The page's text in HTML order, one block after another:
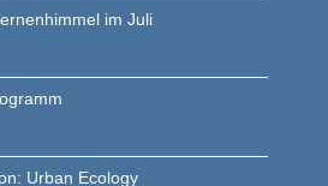
im Juli
Urban Ecology